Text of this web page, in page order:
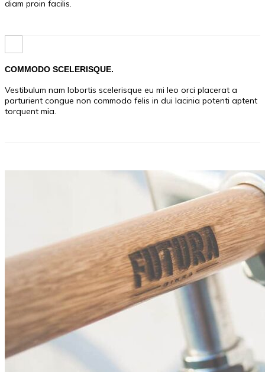
diam proin facilis.
COMMODO SCELERISQUE.
Vestibulum nam lobortis scelerisque eu mi leo orci placerat a
parturient congue non commodo felis in dui lacinia potenti aptent
torquent mia.